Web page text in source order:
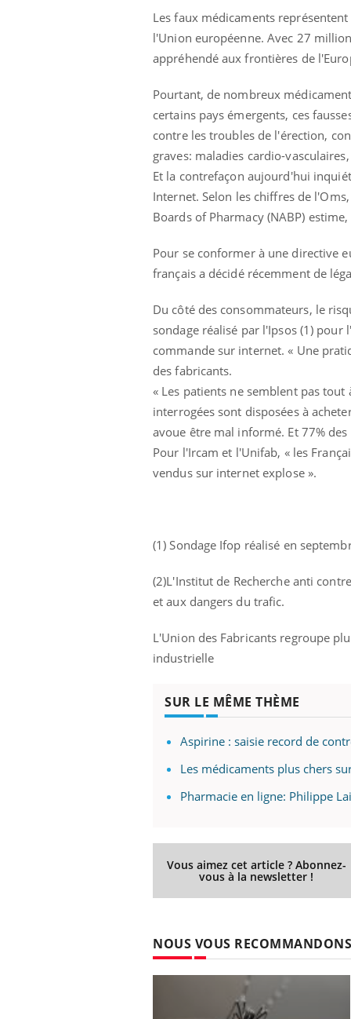
Les faux médicaments
l'Union européenne. Avec 27
appréhendé aux frontières de
Pourtant, de nombreux
certains pays émergents, ces
contre les troubles de l'érection,
graves: maladies cardio-vasculaires,
Et la contrefaçon aujourd'hui
Internet. Selon les chiffres de
Boards of Pharmacy (NABP)
Pour se conformer à une directive
français a décidé récemment de
Du côté des consommateurs, le
sondage réalisé par l'Ipsos (1) pour
commande sur internet. « Une
des fabricants.
« Les patients ne semblent pas
interrogées sont disposées à
avoue être mal informé. Et 77%
Pour l'Ircam et l'Unifab, « les
vendus sur internet explose ».
(1) Sondage Ifop réalisé en
(2)L'Institut de Recherche anti
et aux dangers du trafic.
L'Union des Fabricants regroupe
industrielle
SUR LE MÊME THÈME
Aspirine : saisie record de
Les médicaments plus chers
Pharmacie en ligne: Philippe
Vous aimez cet article ? Abonnez-
vous à la newsletter !
NOUS VOUS RECOMMANDONS
Fortes chaleurs :
pourquoi le risque de
noyade grimpe-t-il ?
Le Viagra pourrait-il
freiner la propagation du
cancer ?
Pourquoi manger moins
de protéines pourrait
finalement être bénéfique